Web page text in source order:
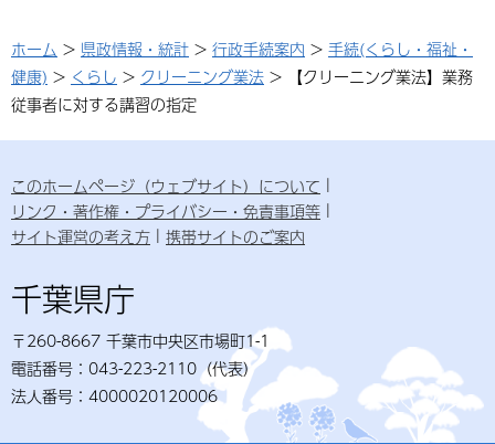
ホーム > 県政情報・統計 > 行政手続案内 > 手続(くらし・福祉・
健康) > くらし > クリーニング業法 > 【クリーニング業法】業務
従事者に対する講習の指定
このホームページ（ウェブサイト）について
リンク・著作権・プライバシー・免責事項等
サイト運営の考え方
携帯サイトのご案内
千葉県庁
〒260-8667 千葉市中央区市場町1-1
電話番号：043-223-2110（代表）
法人番号：4000020120006